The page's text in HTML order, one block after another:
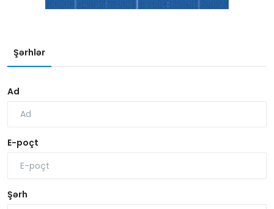
Şərhlər
Ad
E-poçt
Şərh